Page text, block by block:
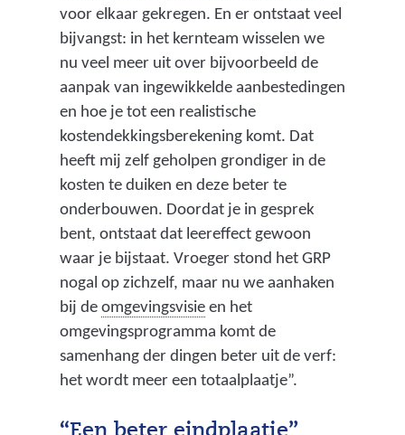
voor elkaar gekregen. En er ontstaat veel
bijvangst: in het kernteam wisselen we
nu veel meer uit over bijvoorbeeld de
aanpak van ingewikkelde aanbestedingen
en hoe je tot een realistische
kostendekkingsberekening komt. Dat
heeft mij zelf geholpen grondiger in de
kosten te duiken en deze beter te
onderbouwen. Doordat je in gesprek
bent, ontstaat dat leereffect gewoon
waar je bijstaat. Vroeger stond het GRP
nogal op zichzelf, maar nu we aanhaken
bij de omgevingsvisie(
p
r
o
i
en het
omgevingsprogramma komt de
samenhang der dingen beter uit de verf:
het wordt meer een totaalplaatje”.